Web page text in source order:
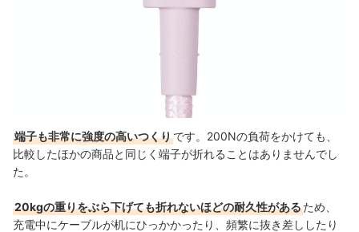
端子も非常に強度の高いつくりです。200Nの負荷をかけても、
比較したほかの商品と同じく端子が折れることはありませんでし
た。
20kgの重りをぶら下げても折れないほどの耐久性があるため、
充電中にケーブルが机にひっかかったり、頻繁に抜き差ししたり